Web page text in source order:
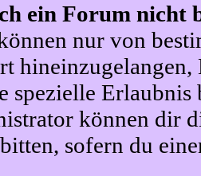
ein Forum nicht
nur von
hineinzugelangen,
spezielle
können dir
sofern du